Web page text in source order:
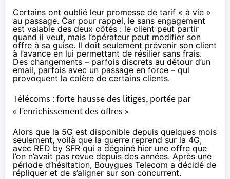
Certains ont oublié leur promesse de tarif « à vie »
au passage. Car pour rappel, le sans engagement
est valable des deux côtés : le client peut partir
quand il veut, mais l’opérateur peut modifier son
offre à sa guise. Il doit seulement prévenir son client
à l’avance en lui permettant de résilier sans frais.
Des changements – parfois discrets au détour d’un
email, parfois avec un passage en force – qui
provoquent la colère de certains clients.
Télécoms : forte hausse des litiges, portée par
« l’enrichissement des offres »
Alors que la 5G est disponible depuis quelques mois
seulement, voilà que la guerre reprend sur la 4G,
avec RED by SFR qui a dégainé hier une offre que
l’on n’avait pas revue depuis des années. Après une
période d’hésitation, Bouygues Telecom a décidé de
répliquer et de s’aligner sur son concurrent.